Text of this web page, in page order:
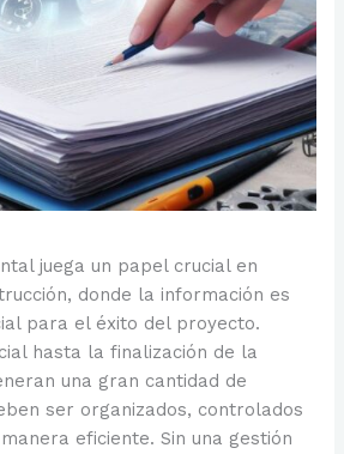
juega un papel crucial en
donde la información es
para el éxito del proyecto.
hasta la finalización de la
una gran cantidad de
ser organizados, controlados
eficiente. Sin una gestión